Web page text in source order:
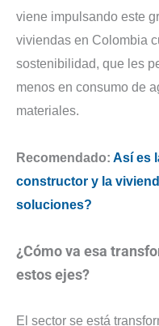
viene impulsando este
viviendas en Colombia
sostenibilidad, que les
menos en consumo de
materiales.
Recomendado: Así es
constructor y la
soluciones?
¿Cómo va esa
estos ejes?
El sector se está